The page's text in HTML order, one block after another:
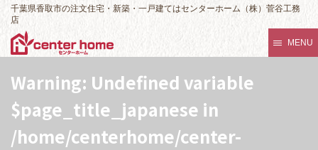
千葉県香取市の注文住宅・新築・一戸建てはセンターホーム（株）菅谷工務
店
MENU
Warning: Undefined variable
$page_title_japanese in
/home/centerhome/center-